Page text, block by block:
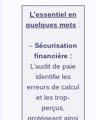
L’essentiel en
quelques mots :
–Sécurisation
financière :
L’audit de paie
identifie les
erreurs de calcul
et les trop-
perçus,
protégeant ainsi